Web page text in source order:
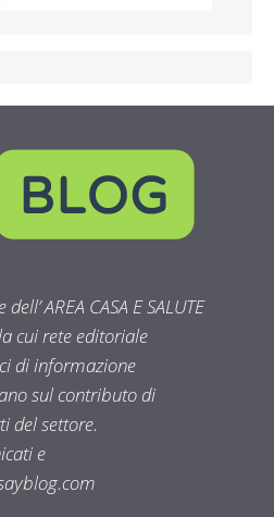
AREA CASA E SALUTE
cui rete editoriale
di informazione
sul contributo di
del settore.
e